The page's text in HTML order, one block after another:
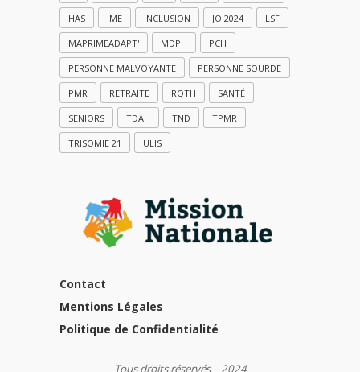
HAS IME INCLUSION JO 2024 LSF
MAPRIMEADAPT' MDPH PCH
PERSONNE MALVOYANTE PERSONNE SOURDE
PMR RETRAITE RQTH SANTÉ
SENIORS TDAH TND TPMR
TRISOMIE 21 ULIS
Contact
Mentions Légales
Politique de Confidentialité
Tous droits réservés – 2024